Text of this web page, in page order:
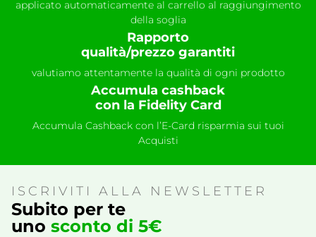
applicato automaticamente al carrello al raggiungimento
della soglia
Rapporto
qualità/prezzo garantiti
valutiamo attentamente la qualità di ogni prodotto
Accumula cashback
con la Fidelity Card
Accumula Cashback con l’E-Card risparmia sui tuoi
Acquisti
ISCRIVITI ALLA NEWSLETTER
Subito per te
uno sconto di 5€